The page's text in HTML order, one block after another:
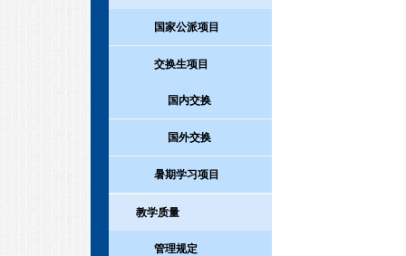
国家公派项目
交换生项目
国内交换
国外交换
暑期学习项目
教学质量
管理规定